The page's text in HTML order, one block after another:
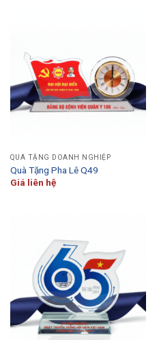
QUÀ TẶNG DOANH NGHIỆP
Quà Tặng Pha Lê Q49
Giá liên hệ